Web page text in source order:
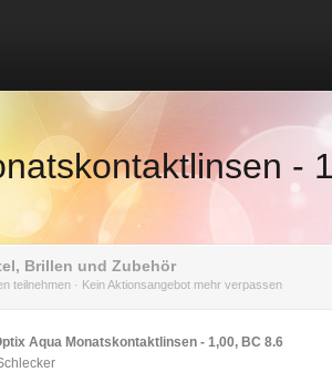
-
Brillen und Zubehör
teilnehmen · Kein Aktionsangebot mehr verpassen
Aqua Monatskontaktlinsen - 1,00, BC 8.6